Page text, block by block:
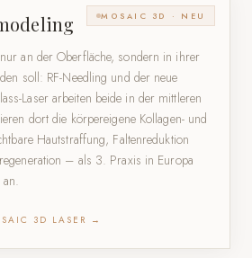
MOSAIC 3D · NEU
an der Oberfläche, sondern in ihrer
soll: RF-Needling und der neue
Laser arbeiten beide in der mittleren
dort die körpereigene Kollagen- und
Hautstraffung, Faltenreduktion
– als 3. Praxis in Europa
3D LASER →